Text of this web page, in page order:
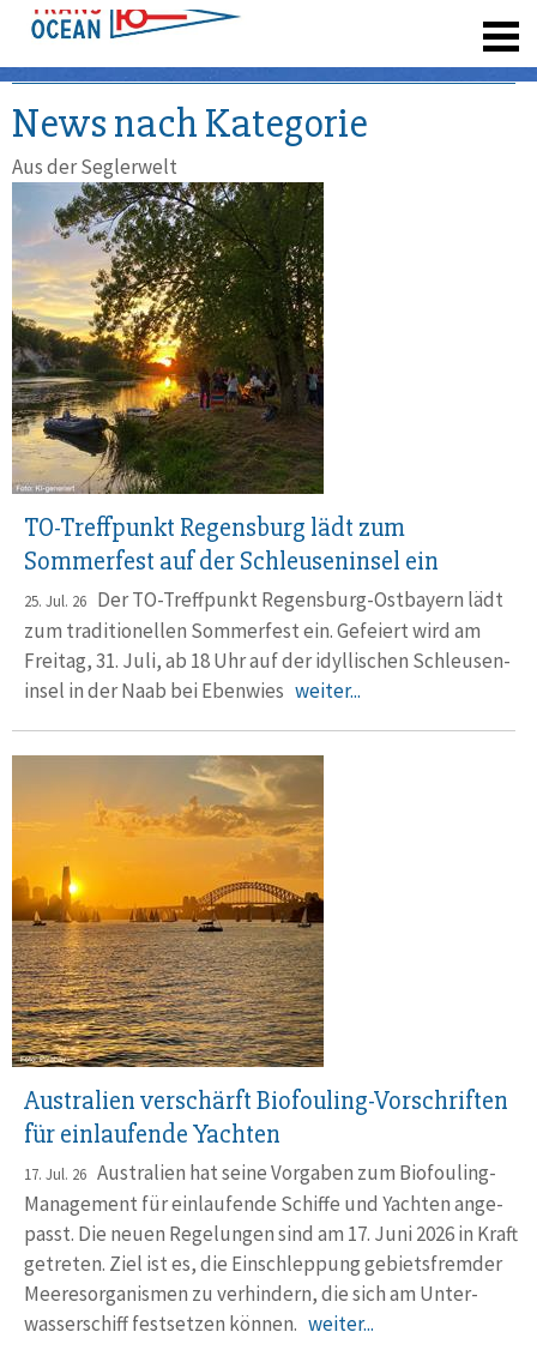
News nach Kategorie
Aus der Seglerwelt
TO-Treffpunkt Regensburg lädt zum
Sommerfest auf der Schleuseninsel ein
25. Jul. 26 Der TO-Treffpunkt Regensburg-Ostbayern lädt
zum tradi­tio­nellen Sommerfest ein. Gefeiert wird am
Freitag, 31. Juli, ab 18 Uhr auf der idylli­schen Schleusen­
insel in der Naab bei Ebenwies weiter...
Australien verschärft Biofouling-Vorschriften
für einlaufende Yachten
17. Jul. 26 Australien hat seine Vorgaben zum Biofouling-
Manage­ment für einlau­fende Schiffe und Yachten ange­
passt. Die neuen Rege­lungen sind am 17. Juni 2026 in Kraft
getreten. Ziel ist es, die Ein­schlep­pung gebiets­fremder
Meeres­orga­nismen zu ver­hindern, die sich am Unter­
wasser­schiff fest­setzen können. weiter...